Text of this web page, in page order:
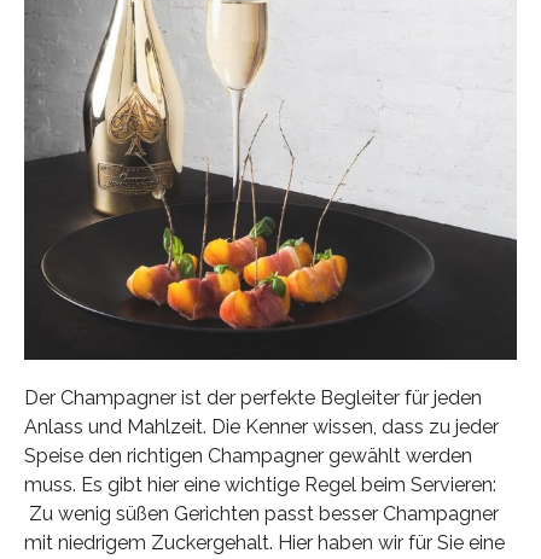
Der Champagner ist der perfekte Begleiter für jeden
Anlass und Mahlzeit. Die Kenner wissen, dass zu jeder
Speise den richtigen Champagner gewählt werden
muss. Es gibt hier eine wichtige Regel beim Servieren:
Zu wenig süßen Gerichten passt besser Champagner
mit niedrigem Zuckergehalt. Hier haben wir für Sie eine